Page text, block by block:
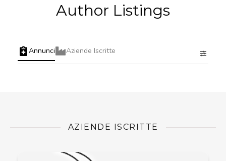
Author Listings
Annunci Aziende Iscritte
AZIENDE ISCRITTE